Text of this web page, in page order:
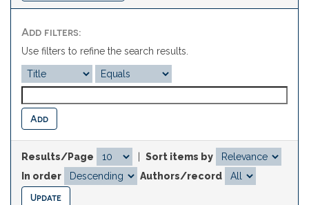
Add filters:
Use filters to refine the search results.
Results/Page
Sort items by
In order
Authors/record